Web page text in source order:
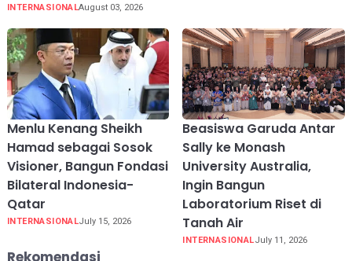
INTERNASIONALAugust 03, 2026
Menlu Kenang Sheikh
Hamad sebagai Sosok
Visioner, Bangun Fondasi
Bilateral Indonesia-
Qatar
INTERNASIONALJuly 15, 2026
Beasiswa Garuda Antar
Sally ke Monash
University Australia,
Ingin Bangun
Laboratorium Riset di
Tanah Air
INTERNASIONALJuly 11, 2026
Rekomendasi